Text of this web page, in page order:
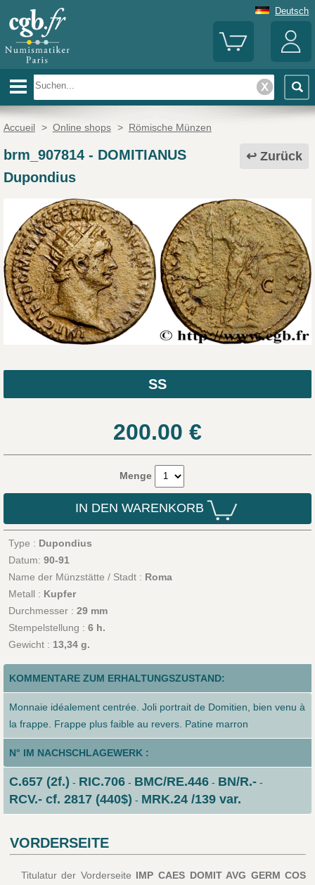
Deutsch
Accueil > Online shops > Römische Münzen
Zurück
brm_907814- DOMITIANUS
Dupondius
SS
200.00 €
Menge
IN DEN WARENKORB
Type : Dupondius
Datum: 90-91
Name der Münzstätte / Stadt : Roma
Metall : Kupfer
Durchmesser : 29 mm
Stempelstellung : 6 h.
Gewicht : 13,34 g.
KOMMENTARE ZUM ERHALTUNGSZUSTAND:
Monnaie idéalement centrée. Joli portrait de Domitien, bien venu à
la frappe. Frappe plus faible au revers. Patine marron
N° IM NACHSCHLAGEWERK :
C.657 (2f.) - RIC.706- BMC/RE.446- BN/R.--
RCV.- cf. 2817 (440$) - MRK.24 /139 var.
VORDERSEITE
Titulatur der Vorderseite IMP CAES DOMIT AVG GERM COS